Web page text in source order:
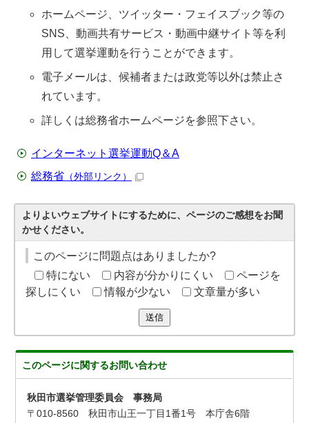
ホームページ、ツイッター・フェイスブック等の
SNS、動画共有サービス・動画中継サイト等を利
用して選挙運動を行うことができます。
電子メールは、候補者または政党等以外は禁止さ
れています。
詳しくは総務省ホームページを参照下さい。
インターネット選挙運動Q＆A
総務省 （外部リンク）
よりよいウェブサイトにするために、ページのご感想をお聞
かせください。
このページに問題点はありましたか?
特にない
内容が分かりにくい
ページを
探しにくい
情報が少ない 文章量が多い
送信
このページに関するお問い合わせ
秋田市選挙管理委員会 事務局
〒010-8560 秋田市山王一丁目1番1号 本庁舎6階